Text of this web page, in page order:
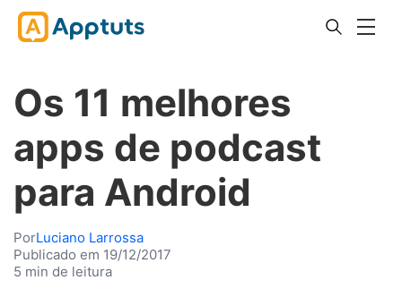
Os 11 melhores
apps de podcast
para Android
PorLuciano Larrossa
Publicado em 19/12/2017
5 min de leitura